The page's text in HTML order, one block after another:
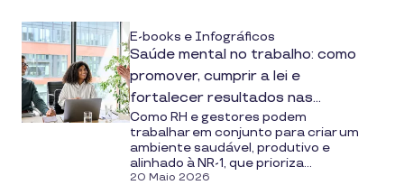
E-books e Infográficos
Saúde mental no trabalho: como
promover, cumprir a lei e
fortalecer resultados nas
empresas
Como RH e gestores podem
trabalhar em conjunto para criar um
ambiente saudável, produtivo e
alinhado à NR-1, que prioriza...
20 Maio 2026